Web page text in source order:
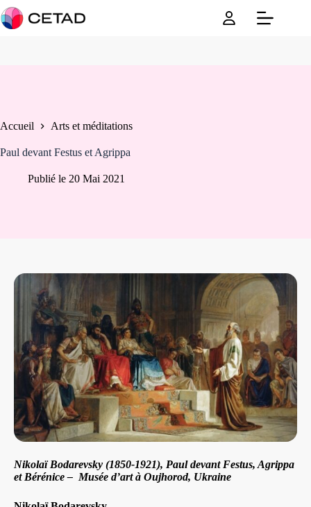
Passer
Accueil Arts et méditations
Paul devant Festus et Agrippa
Publié le 20 Mai 2021
Nikolaï Bodarevsky (1850-1921), Paul devant Festus, Agrippa
et Bérénice – Musée d’art à Oujhorod, Ukraine